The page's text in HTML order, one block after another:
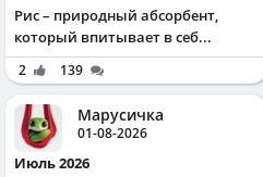
Рис – природный абсорбент,
который впитывает в себ...
2 139
Марусичка
01-08-2026
Июль 2026